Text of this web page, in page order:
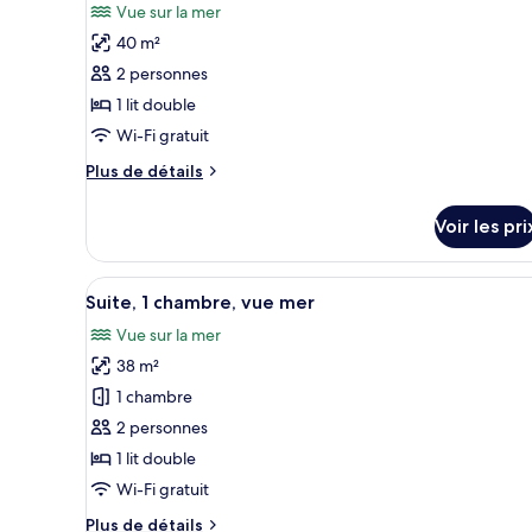
(Pool
Terrace
View)
pour
ce
type
de
chambre :
Chambre
mer
Vue sur la mer
40 m²
2 personnes
1 lit double
Wi-Fi gratuit
Plus de détails
Plus
le
type
de
Chambre
Exécutive,
vue
mer
Voir les
Afficher
toutes
les
photos
pour
ce
type
de
chambre :
Une chambre à coucher
4
Suite, 1 chambre, vue mer
Vue sur la mer
38 m²
1 chambre
2 personnes
1 lit double
Wi-Fi gratuit
Plus de détails
Plus